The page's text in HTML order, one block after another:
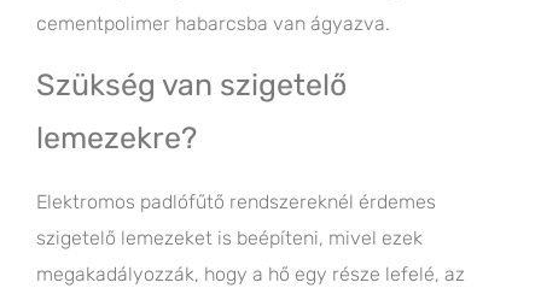
cementpolimer habarcsba van ágyazva.
Szükség van szigetelő
lemezekre?
Elektromos padlófűtő rendszereknél érdemes
szigetelő lemezeket is beépíteni, mivel ezek
megakadályozzák, hogy a hő egy része lefelé, az